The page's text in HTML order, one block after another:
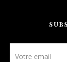
Newsletter